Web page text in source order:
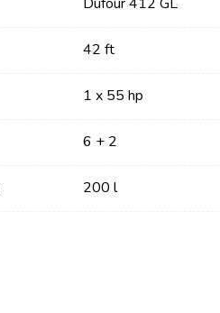
42 ft
1 x 55 hp
6 + 2
200 l